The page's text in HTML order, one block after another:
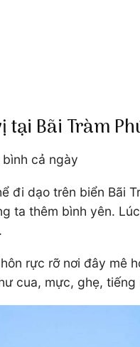
Bãi Tràm
bình cả ngày
đi dạo trên biển Bãi
ta thêm bình yên.
rực rỡ nơi đây mê
cua, mực, ghẹ,